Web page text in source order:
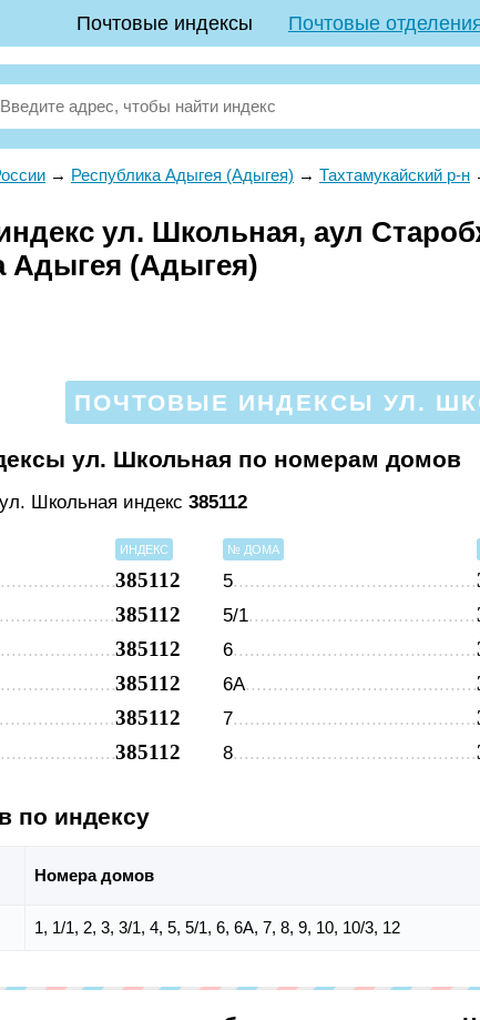
Почтовые индексы Почтовые
→ Республика Адыгея (Адыгея) → Тахтамукайский р-н
ул. Школьная, аул
Адыгея (Адыгея)
ПОЧТОВЫЕ ИНДЕКСЫ УЛ.
ул. Школьная по номерам домов
Школьная индекс 385112
ИНДЕКС
385112
385112
385112
385112
385112
385112
№ ДОМА
5
5/1
6
6А
7
8
по индексу
Номера домов
1, 1/1, 2, 3, 3/1, 4, 5, 5/1, 6, 6А, 7, 8, 9, 10, 10/3, 12